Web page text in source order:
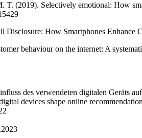
T. (2019). Selectively emotional: How
How Smartphones Enhance
behaviour on the internet: A
des verwendeten digitalen Geräts
devices shape online